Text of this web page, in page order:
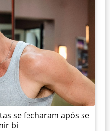
se fecharam após se
bi